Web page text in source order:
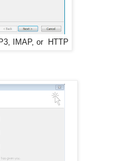
IMAP, or HTTP